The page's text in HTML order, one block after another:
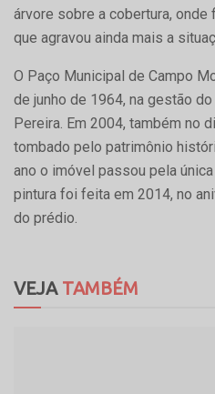
árvore sobre a cobertura,
que agravou ainda mais a
O Paço Municipal de Campo
de junho de 1964, na gestão
Pereira. Em 2004, também no
tombado pelo patrimônio
ano o imóvel passou pela
pintura foi feita em 2014, no
do prédio.
VEJATAMBÉM